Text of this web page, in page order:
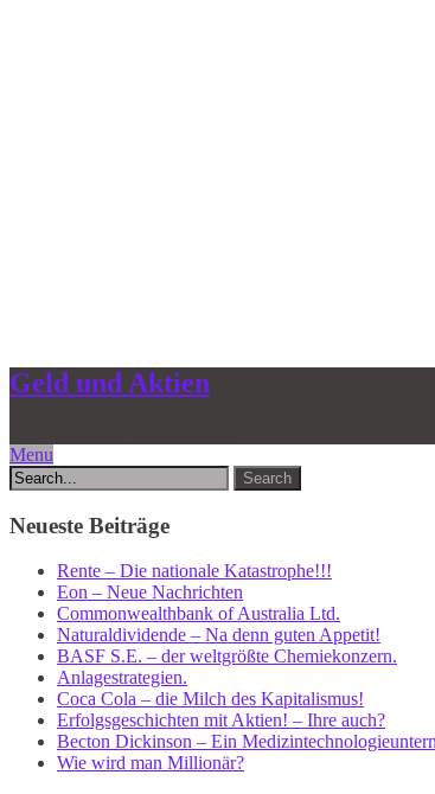
Geld und Aktien
Menu
Neueste Beiträge
Rente – Die nationale Katastrophe!!!
Eon – Neue Nachrichten
Commonwealthbank of Australia Ltd.
Naturaldividende – Na denn guten Appetit!
BASF S.E. – der weltgrößte Chemiekonzern.
Anlagestrategien.
Coca Cola – die Milch des Kapitalismus!
Erfolgsgeschichten mit Aktien! – Ihre auch?
Becton Dickinson – Ein
Wie wird man Millionär?